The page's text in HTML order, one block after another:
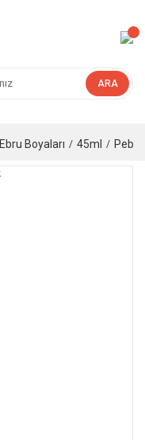
ARA
Ebru Boyaları 45ml